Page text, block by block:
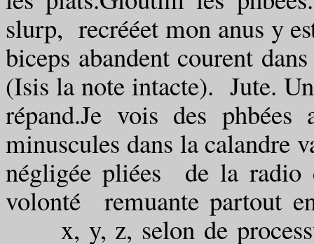
slurp, recrééet mon anus y
biceps abandent courent
(Isis la note intacte). Jute.
répand.Je vois des
minuscules dans la calandre
négligée pliées de la radio
volonté remuante partout
x, y, z, selon de